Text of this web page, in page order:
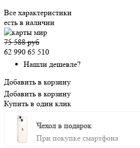
Все характеристики
есть в наличии
75 588 руб
62 990 65 510
Нашли дешевле?
Добавить в корзину
Добавить в корзину
Купить в один клик
Чехол в подарок
При покупке смартфона